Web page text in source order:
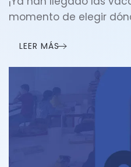
momento de elegir
LEER MÁS